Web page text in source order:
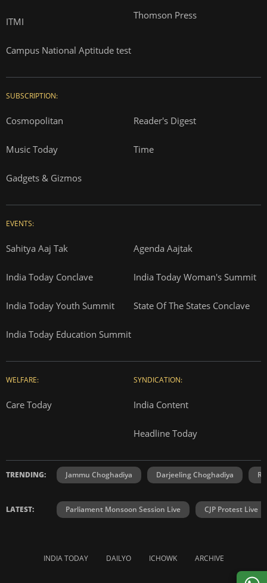
ITMI
Campus National Aptitude test
Thomson Press
SUBSCRIPTION:
Cosmopolitan Reader's Digest
Music Today Time
Gadgets & Gizmos
EVENTS:
Sahitya Aaj Tak Agenda Aajtak
India Today Conclave India Today Woman's Summit
India Today Youth Summit State Of The States Conclave
India Today Education Summit
WELFARE:
Care Today
SYNDICATION:
India Content
Headline Today
TRENDING: Jammu Choghadiya Darjeeling Choghadiya
LATEST: Parliament Monsoon Session Live CJP Protest Live
INDIA TODAY DAILYO ICHOWK ARCHIVE